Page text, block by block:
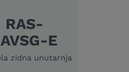
RAS-
E
zidna unutarnja